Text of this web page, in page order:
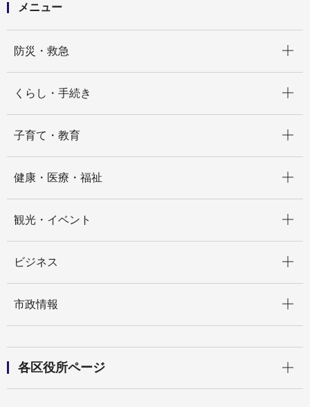
メニュー
防災・救急
くらし・手続き
子育て・教育
健康・医療・福祉
観光・イベント
ビジネス
市政情報
各区役所ページ